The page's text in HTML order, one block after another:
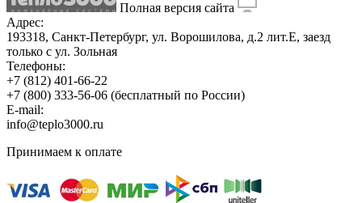
Полная версия сайта
Адрес:
193318, Санкт-Петербург, ул. Ворошилова, д.2 лит.Е, заезд
только с ул. Зольная
Телефоны:
+7 (812) 401-66-22
+7 (800) 333-56-06 (бесплатный по России)
E-mail:
info@teplo3000.ru
Принимаем к оплате